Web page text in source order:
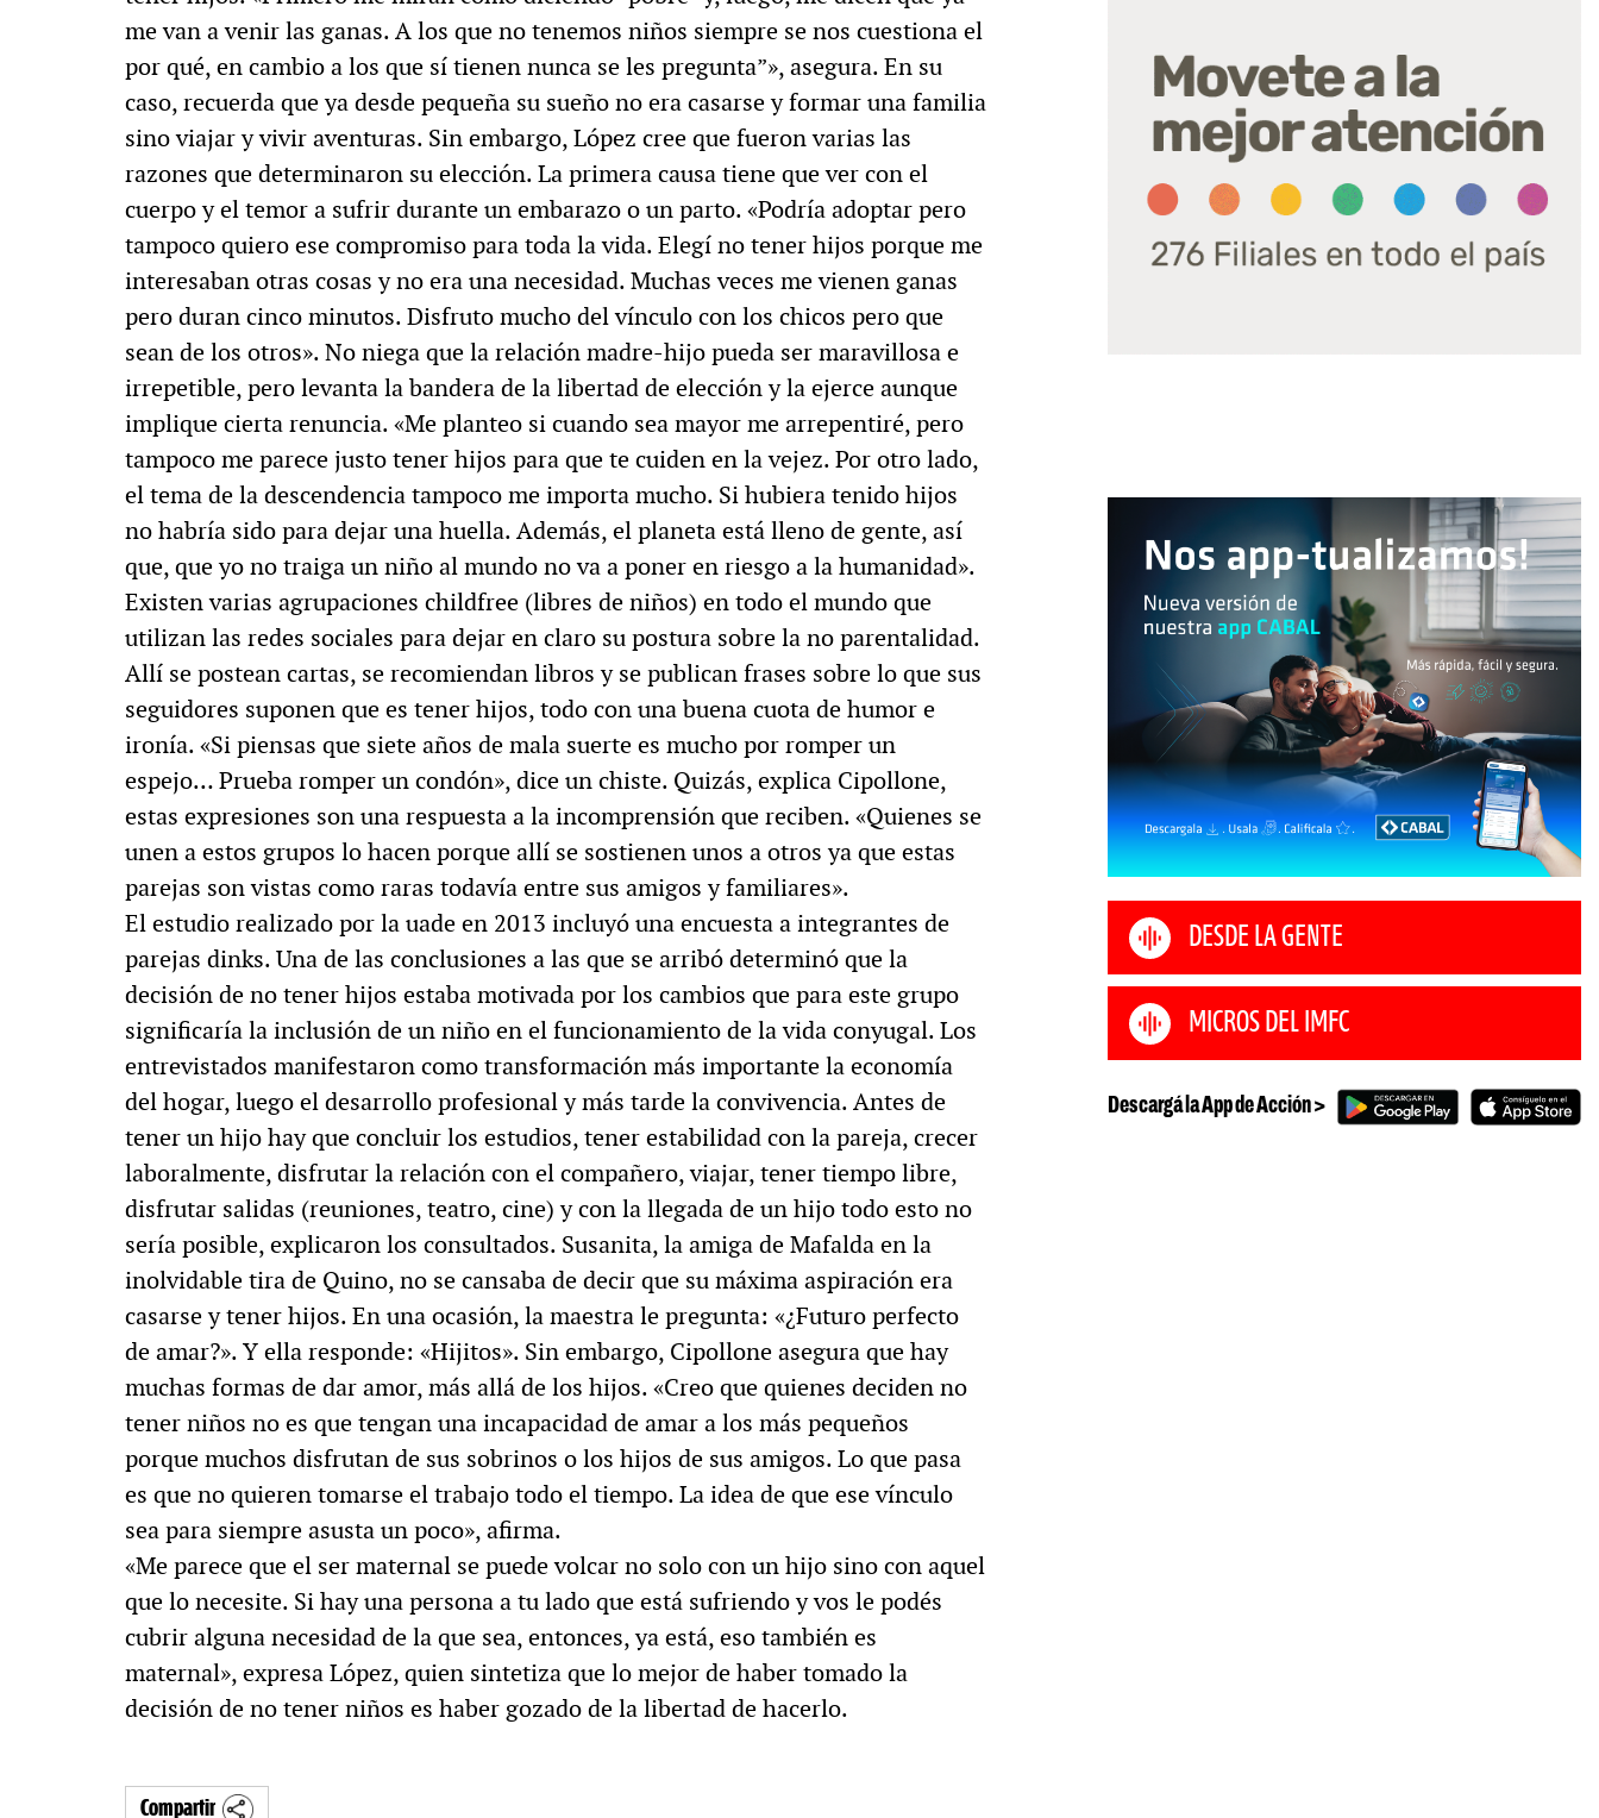
me van a venir las ganas. A los que no tenemos niños siempre se nos cuestiona el
por qué, en cambio a los que sí tienen nunca se les pregunta”», asegura. En su
caso, recuerda que ya desde pequeña su sueño no era casarse y formar una familia
sino viajar y vivir aventuras. Sin embargo, López cree que fueron varias las
razones que determinaron su elección. La primera causa tiene que ver con el
cuerpo y el temor a sufrir durante un embarazo o un parto. «Podría adoptar pero
tampoco quiero ese compromiso para toda la vida. Elegí no tener hijos porque me
interesaban otras cosas y no era una necesidad. Muchas veces me vienen ganas
pero duran cinco minutos. Disfruto mucho del vínculo con los chicos pero que
sean de los otros». No niega que la relación madre-hijo pueda ser maravillosa e
irrepetible, pero levanta la bandera de la libertad de elección y la ejerce aunque
implique cierta renuncia. «Me planteo si cuando sea mayor me arrepentiré, pero
tampoco me parece justo tener hijos para que te cuiden en la vejez. Por otro lado,
el tema de la descendencia tampoco me importa mucho. Si hubiera tenido hijos
no habría sido para dejar una huella. Además, el planeta está lleno de gente, así
que, que yo no traiga un niño al mundo no va a poner en riesgo a la humanidad».
Existen varias agrupaciones childfree (libres de niños) en todo el mundo que
utilizan las redes sociales para dejar en claro su postura sobre la no parentalidad.
Allí se postean cartas, se recomiendan libros y se publican frases sobre lo que sus
seguidores suponen que es tener hijos, todo con una buena cuota de humor e
ironía. «Si piensas que siete años de mala suerte es mucho por romper un
espejo… Prueba romper un condón», dice un chiste. Quizás, explica Cipollone,
estas expresiones son una respuesta a la incomprensión que reciben. «Quienes se
unen a estos grupos lo hacen porque allí se sostienen unos a otros ya que estas
parejas son vistas como raras todavía entre sus amigos y familiares».
El estudio realizado por la uade en 2013 incluyó una encuesta a integrantes de
parejas dinks. Una de las conclusiones a las que se arribó determinó que la
decisión de no tener hijos estaba motivada por los cambios que para este grupo
significaría la inclusión de un niño en el funcionamiento de la vida conyugal. Los
entrevistados manifestaron como transformación más importante la economía
del hogar, luego el desarrollo profesional y más tarde la convivencia. Antes de
tener un hijo hay que concluir los estudios, tener estabilidad con la pareja, crecer
laboralmente, disfrutar la relación con el compañero, viajar, tener tiempo libre,
disfrutar salidas (reuniones, teatro, cine) y con la llegada de un hijo todo esto no
sería posible, explicaron los consultados. Susanita, la amiga de Mafalda en la
inolvidable tira de Quino, no se cansaba de decir que su máxima aspiración era
casarse y tener hijos. En una ocasión, la maestra le pregunta: «¿Futuro perfecto
de amar?». Y ella responde: «Hijitos». Sin embargo, Cipollone asegura que hay
muchas formas de dar amor, más allá de los hijos. «Creo que quienes deciden no
tener niños no es que tengan una incapacidad de amar a los más pequeños
porque muchos disfrutan de sus sobrinos o los hijos de sus amigos. Lo que pasa
es que no quieren tomarse el trabajo todo el tiempo. La idea de que ese vínculo
sea para siempre asusta un poco», afirma.
«Me parece que el ser maternal se puede volcar no solo con un hijo sino con aquel
que lo necesite. Si hay una persona a tu lado que está sufriendo y vos le podés
cubrir alguna necesidad de la que sea, entonces, ya está, eso también es
maternal», expresa López, quien sintetiza que lo mejor de haber tomado la
decisión de no tener niños es haber gozado de la libertad de hacerlo.
Compartir
DESDE LA GENTE
MICROS DEL IMFC
Descargá la App de Acción >